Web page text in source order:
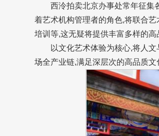
西泠拍卖北京办事处常年征集
着艺术机构管理者的角色,将联合
培训等,这无疑将提供丰富多样的
以文化艺术体验为核心,将人
场全产业链,满足深层次的高品质文